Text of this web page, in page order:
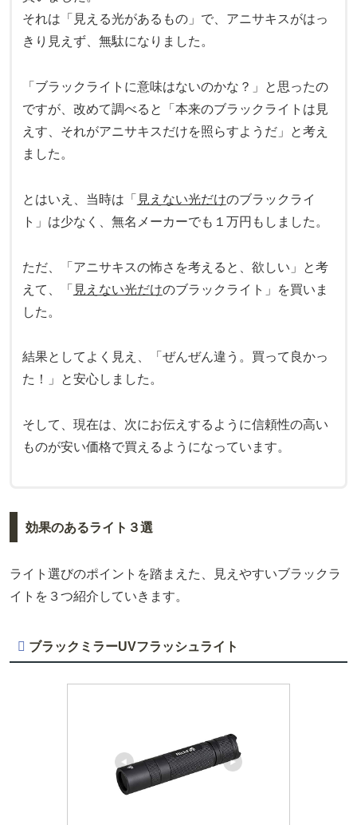
それは「見える光があるもの」で、アニサキスがはっ
きり見えず、無駄になりました。
「ブラックライトに意味はないのかな？」と思ったの
ですが、改めて調べると「本来のブラックライトは見
えす、それがアニサキスだけを照らすようだ」と考え
ました。
とはいえ、当時は「 見えない光だけのブラックライ
ト」は少なく、無名メーカーでも１万円もしました。
ただ、「アニサキスの怖さを考えると、欲しい」と考
えて、「 見えない光だけのブラックライト」を買いま
した。
結果としてよく見え、「ぜんぜん違う。買って良かっ
た！」と安心しました。
そして、現在は、次にお伝えするように信頼性の高い
ものが安い価格で買えるようになっています。
効果のあるライト３選
ライト選びのポイントを踏まえた、見えやすいブラックラ
イトを３つ紹介していきます。
ブラックミラーUVフラッシュライト